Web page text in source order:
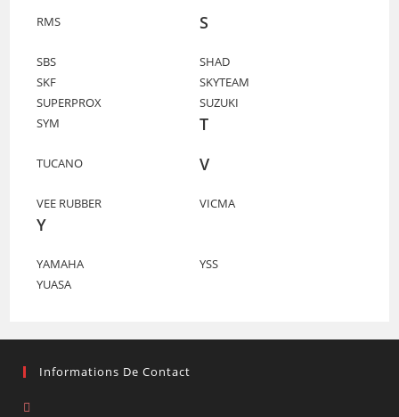
RMS S
SBS
SHAD
SKF
SKYTEAM
SUPERPROX
SUZUKI
SYM
T
TUCANO V
VEE RUBBER VICMA
Y
YAMAHA
YSS
YUASA
Informations De Contact